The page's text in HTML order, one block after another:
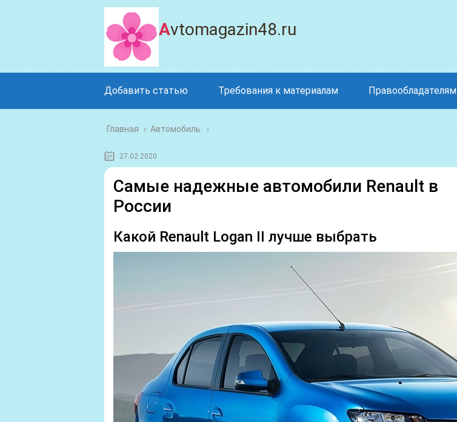
Avtomagazin48.ru
Добавить статью Требования к материалам Правообладателям
Главная › Автомобиль
27.02.2020
Самые надежные автомобили Renault в
России
Какой Renault Logan II лучше выбрать